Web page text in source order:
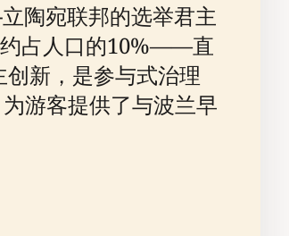
陶宛联邦的选举君主
约占人口的10%——直
新，是参与式治理
游客提供了与波兰早